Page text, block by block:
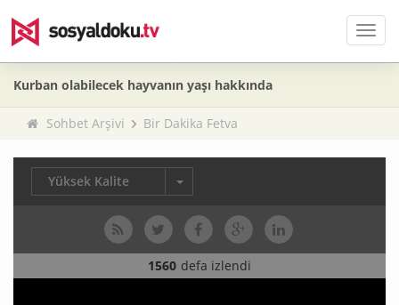
Menü
Kurban olabilecek hayvanın yaşı hakkında
Sohbet Arşivi Bir Dakika Fetva
Yüksek Kalite
1560 defa izlendi